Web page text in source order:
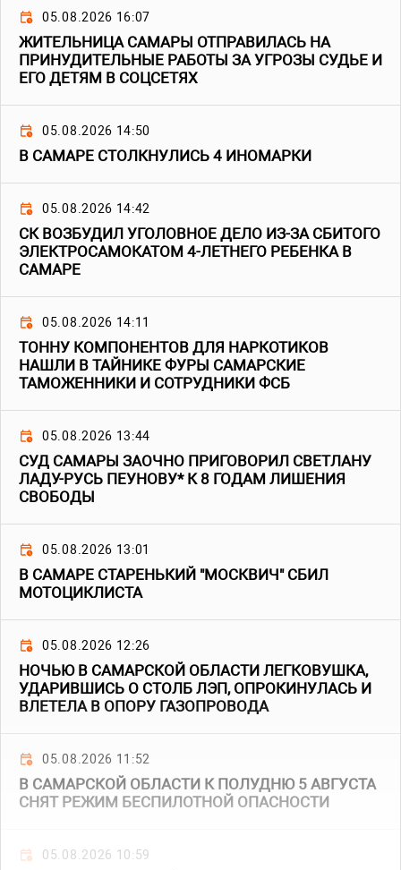
05.08.2026 16:07
ЖИТЕЛЬНИЦА САМАРЫ ОТПРАВИЛАСЬ НА
ПРИНУДИТЕЛЬНЫЕ РАБОТЫ ЗА УГРОЗЫ СУДЬЕ И
ЕГО ДЕТЯМ В СОЦСЕТЯХ
05.08.2026 14:50
В САМАРЕ СТОЛКНУЛИСЬ 4 ИНОМАРКИ
05.08.2026 14:42
СК ВОЗБУДИЛ УГОЛОВНОЕ ДЕЛО ИЗ-ЗА СБИТОГО
ЭЛЕКТРОСАМОКАТОМ 4-ЛЕТНЕГО РЕБЕНКА В
САМАРЕ
05.08.2026 14:11
ТОННУ КОМПОНЕНТОВ ДЛЯ НАРКОТИКОВ
НАШЛИ В ТАЙНИКЕ ФУРЫ САМАРСКИЕ
ТАМОЖЕННИКИ И СОТРУДНИКИ ФСБ
05.08.2026 13:44
СУД САМАРЫ ЗАОЧНО ПРИГОВОРИЛ СВЕТЛАНУ
ЛАДУ-РУСЬ ПЕУНОВУ* К 8 ГОДАМ ЛИШЕНИЯ
СВОБОДЫ
05.08.2026 13:01
В САМАРЕ СТАРЕНЬКИЙ "МОСКВИЧ" СБИЛ
МОТОЦИКЛИСТА
05.08.2026 12:26
НОЧЬЮ В САМАРСКОЙ ОБЛАСТИ ЛЕГКОВУШКА,
УДАРИВШИСЬ О СТОЛБ ЛЭП, ОПРОКИНУЛАСЬ И
ВЛЕТЕЛА В ОПОРУ ГАЗОПРОВОДА
05.08.2026 11:52
В САМАРСКОЙ ОБЛАСТИ К ПОЛУДНЮ 5 АВГУСТА
СНЯТ РЕЖИМ БЕСПИЛОТНОЙ ОПАСНОСТИ
05.08.2026 10:59